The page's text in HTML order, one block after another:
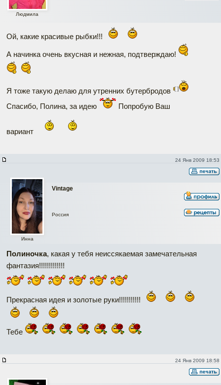
Людмила
Ой, какие красивые рыбки!!!
А начинка очень вкусная и нежная, подтверждаю!
Я тоже такую делаю для утренних бутербродов
Спасибо, Полина, за идею
Попробую Ваш
вариант
24 Янв 2009 18:53
Vintage
Инна
Россия
Полиночка, какая у тебя неиссякаемая замечательная
фантазия!!!!!!!!!!!!!
Прекрасная идея и золотые руки!!!!!!!!!!!
Тебе
24 Янв 2009 18:58